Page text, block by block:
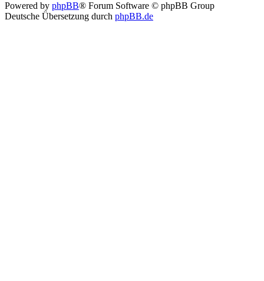
Powered by phpBB® Forum Software © phpBB Group
Deutsche Übersetzung durch phpBB.de